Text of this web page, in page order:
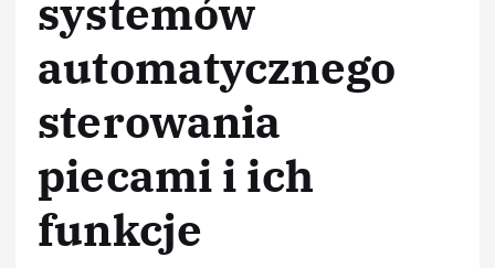
systemów
automatycznego
sterowania
piecami i ich
funkcje